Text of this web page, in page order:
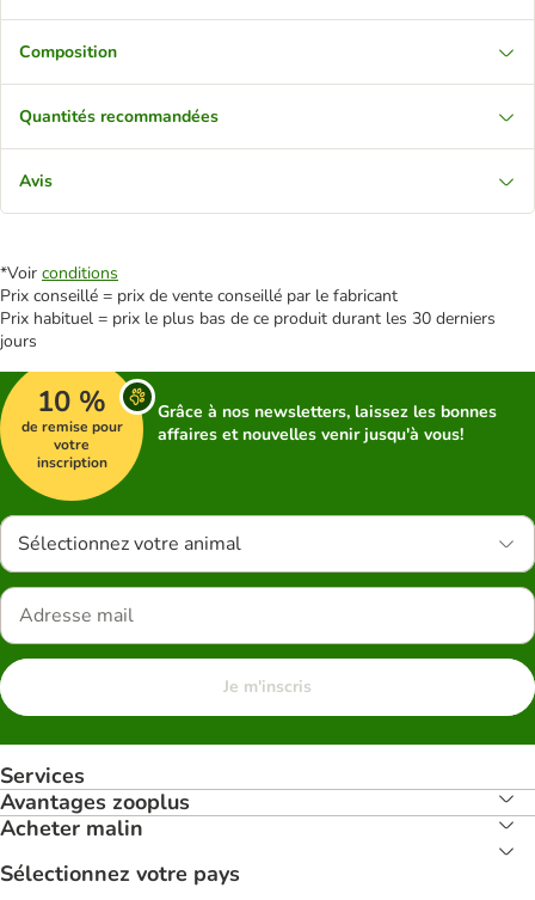
Composition
Quantités recommandées
Avis
*Voir conditions
Prix conseillé = prix de vente conseillé par le fabricant
Prix habituel = prix le plus bas de ce produit durant les 30 derniers
jours
10 %
de remise pour
votre
inscription
Grâce à nos newsletters, laissez les bonnes
affaires et nouvelles venir jusqu'à vous!
Sélectionnez votre animal
Je m'inscris
Services
Avantages zooplus
Acheter malin
Sélectionnez votre pays